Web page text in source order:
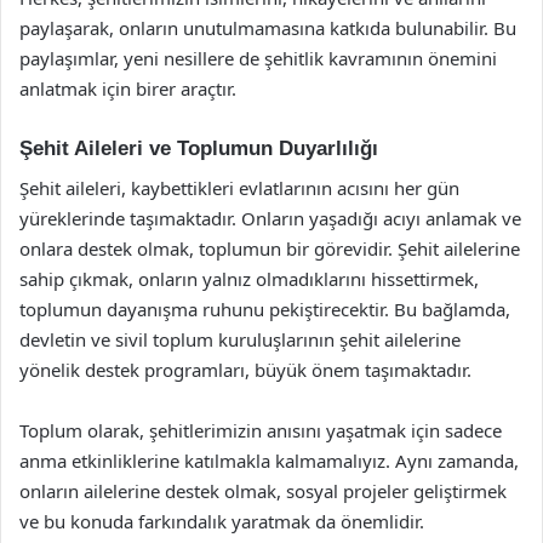
paylaşarak, onların unutulmamasına katkıda bulunabilir. Bu
paylaşımlar, yeni nesillere de şehitlik kavramının önemini
anlatmak için birer araçtır.
Şehit Aileleri ve Toplumun Duyarlılığı
Şehit aileleri, kaybettikleri evlatlarının acısını her gün
yüreklerinde taşımaktadır. Onların yaşadığı acıyı anlamak ve
onlara destek olmak, toplumun bir görevidir. Şehit ailelerine
sahip çıkmak, onların yalnız olmadıklarını hissettirmek,
toplumun dayanışma ruhunu pekiştirecektir. Bu bağlamda,
devletin ve sivil toplum kuruluşlarının şehit ailelerine
yönelik destek programları, büyük önem taşımaktadır.
Toplum olarak, şehitlerimizin anısını yaşatmak için sadece
anma etkinliklerine katılmakla kalmamalıyız. Aynı zamanda,
onların ailelerine destek olmak, sosyal projeler geliştirmek
ve bu konuda farkındalık yaratmak da önemlidir.